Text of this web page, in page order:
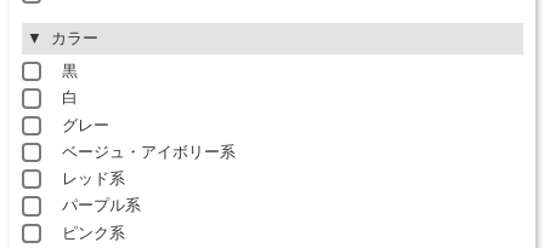
カラー
黒
白
グレー
ベージュ・アイボリー系
レッド系
パープル系
ピンク系